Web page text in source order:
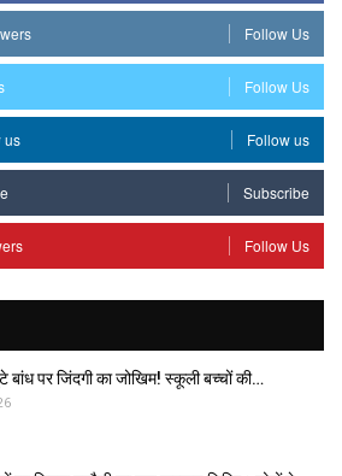
Follow Us
Follow Us
us Follow us
Subscribe
Follow Us
बांध पर जिंदगी का जोखिम! स्कूली बच्चों की…